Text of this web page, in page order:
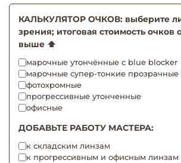
КАЛЬКУЛЯТОР ОЧКОВ: выберите
зрения; итоговая стоимость очков
выше ⬆️
марочные утончённые с blue blocker
марочные супер-тонкие прозрачные
фотохромные
прогрессивные утонченные
офисные
ДОБАВЬТЕ РАБОТУ МАСТЕРА:
к складским линзам
к прогрессивным и офисным линзам